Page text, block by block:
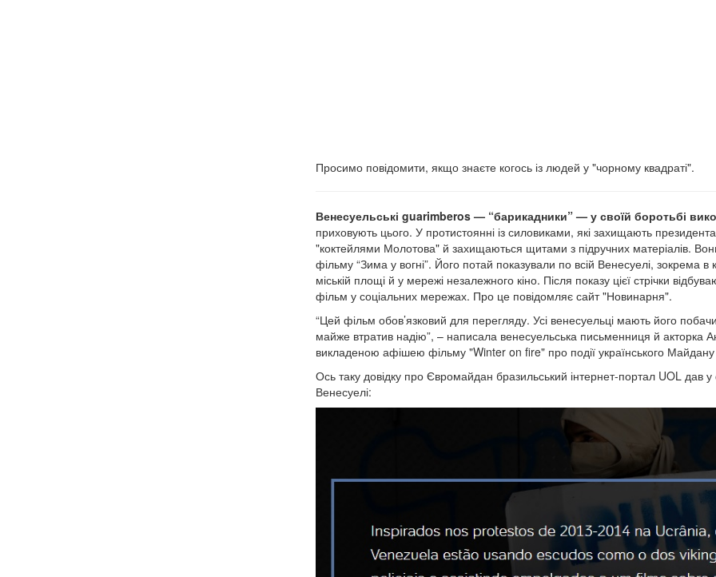
Просимо повідомити, якщо знаєте когось із людей у "чорному квадраті".
Венесуельські guarimberos — “барикадники” — у своїй боротьбі
приховують цього. У протистоянні із силовиками, які захищають
"коктейлями Молотова" й захищаються щитами з підручних матеріалів.
фільму “Зима у вогні”. Його потай показували по всій Венесуелі, зокрема
міській площі й у мережі незалежного кіно. Після показу цієї стрічки
фільм у соціальних мережах. Про це повідомляє сайт "Новинарня".
“Цей фільм обов’язковий для перегляду. Усі венесуельці мають його
майже втратив надію”, – написала венесуельська письменниця й акторка
викладеною афішею фільму "Winter on fire" про події українського
Ось таку довідку про Євромайдан бразильський інтернет-портал UOL дав у
Венесуелі: